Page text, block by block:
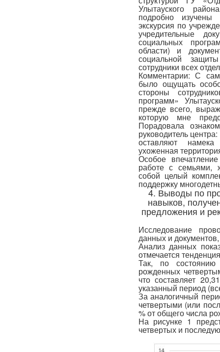
Улытауского
подробно изучены
экскурсия по
учредительные
социальных
области) и
социальной
сотрудники всех
Комментарии: С
было ощущать
стороны
программ»
прежде всего,
которую мне
Порадовала
руководитель
оставляют
ухоженная
Особое
работе с семьями,
собой целый
поддержку
4. Выводы по
навыков,
предложения и
Исследование
данных и
Анализ данных
отмечается
Так, по состоянию
рожденных
что составляет
указанный период
За аналогичный
четвертыми (или
% от общего числа
На рисунке 1
четвертых и